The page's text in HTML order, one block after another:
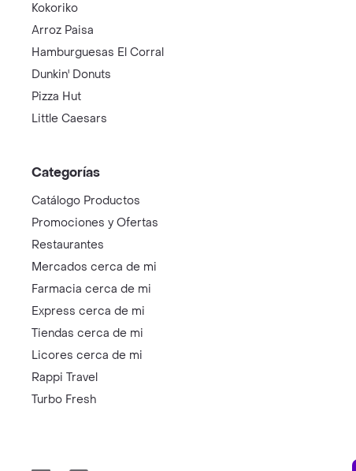
Kokoriko
Arroz Paisa
Hamburguesas El Corral
Dunkin' Donuts
Pizza Hut
Little Caesars
Categorías
Catálogo Productos
Promociones y Ofertas
Restaurantes
Mercados cerca de mi
Farmacia cerca de mi
Express cerca de mi
Tiendas cerca de mi
Licores cerca de mi
Rappi Travel
Turbo Fresh